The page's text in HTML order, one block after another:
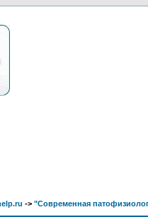
-> "Современная